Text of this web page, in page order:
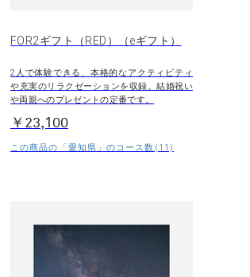
FOR2ギフト（RED）（eギフト）
2人で体験できる、本格的なアクティビティ
や充実のリラクゼーションを収録。結婚祝い
や両親へのプレゼントの定番です。
￥23,100
この商品の「愛知県」のコース数(11)